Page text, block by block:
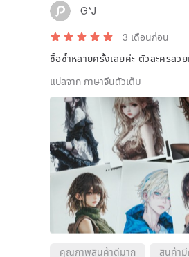
G*J
3 เดือนก่อน
ซื้อซ้ำหลายครั้งเลยค่ะ ตัวละครสว
แปลจาก ภาษาจีนตัวเต็ม
คุณภาพสินค้าดีมาก สินค้า